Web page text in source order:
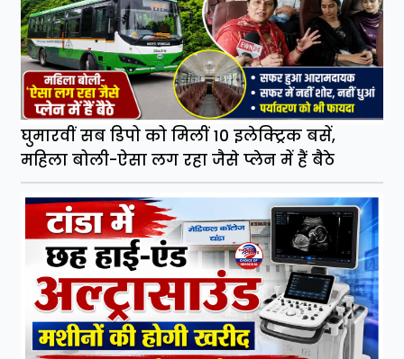
घुमारवीं सब डिपो को मिलीं 10 इलेक्ट्रिक बसें,
महिला बोली-ऐसा लग रहा जैसे प्लेन में हैं बैठे